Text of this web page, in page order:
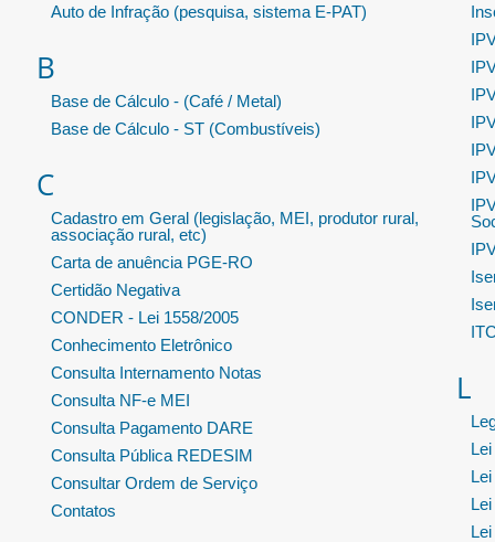
Auto de Infração (pesquisa, sistema E-PAT)
B
Base de Cálculo - (Café / Metal)
Base de Cálculo - ST (Combustíveis)
C
Cadastro em Geral (legislação, MEI, produtor rural,
associação rural, etc)
Carta de anuência PGE-RO
Certidão Negativa
CONDER - Lei 1558/2005
Conhecimento Eletrônico
Consulta Internamento Notas
Consulta NF-e MEI
Consulta Pagamento DARE
Consulta Pública REDESIM
Consultar Ordem de Serviço
Contatos
L